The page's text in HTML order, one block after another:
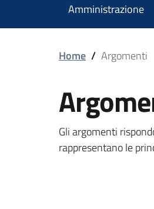
Amministrazione
Home / Argomenti
Gli argomenti
rappresentano le